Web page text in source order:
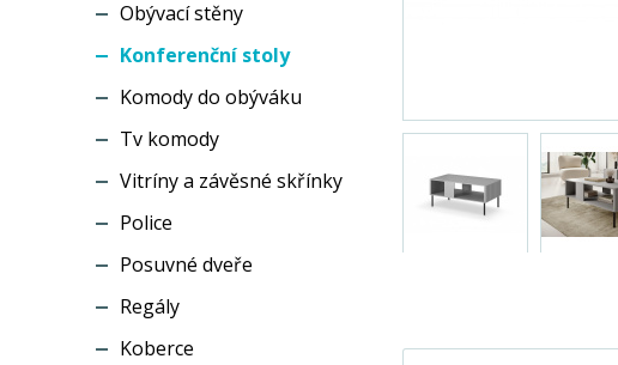
Obývací stěny
Konferenční stoly
Komody do obýváku
Tv komody
Vitríny a závěsné skřínky
Police
Posuvné dveře
Regály
Koberce